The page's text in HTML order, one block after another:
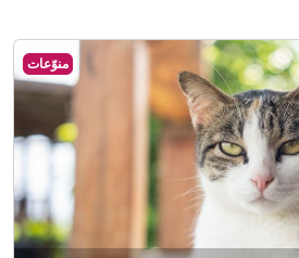
منوّعات